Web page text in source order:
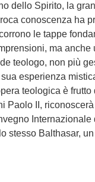
dello Spirito, la
conoscenza ha
le tappe
ma anche
teologo, non più
esperienza
teologica è frutto
Paolo II,
Internazionale
stesso Balthasar,